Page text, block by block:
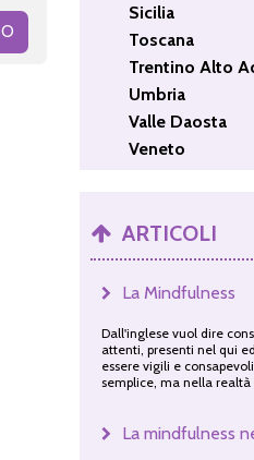
Sicilia
Toscana
Trentino Alto
Umbria
Valle Daosta
Veneto
ARTICOLI
La Mindfulness
Dall'inglese vuol dire
attenti, presenti nel qui
essere vigili e
semplice, ma nella realtà
La mindfulness